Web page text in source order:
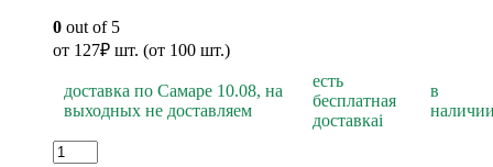
0 out of 5
от 127₽ шт. (от 100 шт.)
доставка по Самаре 10.08, на
выходных не доставляем
есть
бесплатная
доставкаi
в